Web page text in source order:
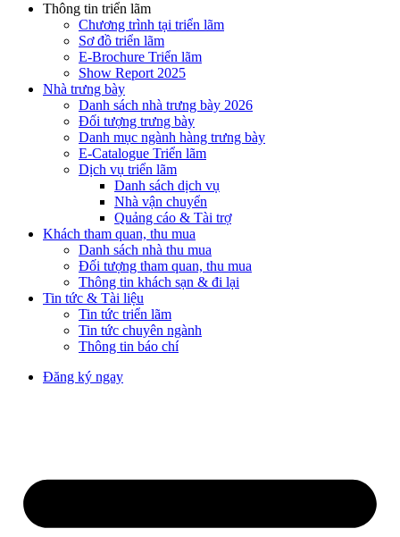
Thông tin triển lãm
Chương trình tại triển lãm
Sơ đồ triển lãm
E-Brochure Triển lãm
Show Report 2025
Nhà trưng bày
Danh sách nhà trưng bày 2026
Đối tượng trưng bày
Danh mục ngành hàng trưng bày
E-Catalogue Triển lãm
Dịch vụ triển lãm
Danh sách dịch vụ
Nhà vận chuyển
Quảng cáo & Tài trợ
Khách tham quan, thu mua
Danh sách nhà thu mua
Đối tượng tham quan, thu mua
Thông tin khách sạn & đi lại
Tin tức & Tài liệu
Tin tức triển lãm
Tin tức chuyên ngành
Thông tin báo chí
Đăng ký ngay